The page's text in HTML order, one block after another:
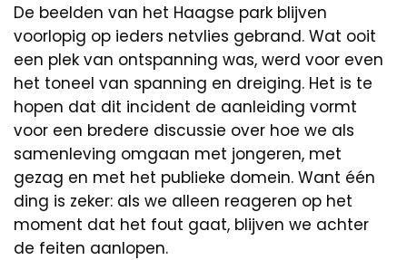
De beelden van het Haagse park blijven
voorlopig op ieders netvlies gebrand. Wat ooit
een plek van ontspanning was, werd voor even
het toneel van spanning en dreiging. Het is te
hopen dat dit incident de aanleiding vormt
voor een bredere discussie over hoe we als
samenleving omgaan met jongeren, met
gezag en met het publieke domein. Want één
ding is zeker: als we alleen reageren op het
moment dat het fout gaat, blijven we achter
de feiten aanlopen.